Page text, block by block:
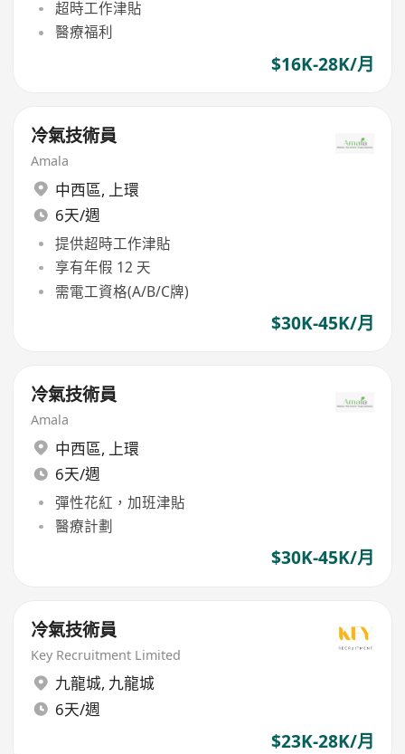
超時工作津貼
醫療福利
$16K-28K/月
冷氣技術員
Amala
中西區, 上環
6天/週
提供超時工作津貼
享有年假 12 天
需電工資格(A/B/C牌)
$30K-45K/月
冷氣技術員
Amala
中西區, 上環
6天/週
彈性花紅，加班津貼
醫療計劃
$30K-45K/月
冷氣技術員
Key Recruitment Limited
九龍城, 九龍城
6天/週
$23K-28K/月